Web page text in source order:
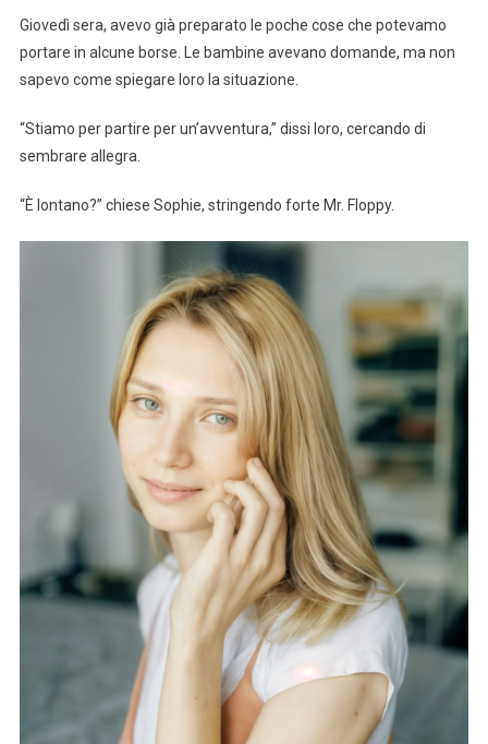
Giovedì sera, avevo già preparato le poche cose che potevamo
portare in alcune borse. Le bambine avevano domande, ma non
sapevo come spiegare loro la situazione.
“Stiamo per partire per un’avventura,” dissi loro, cercando di
sembrare allegra.
“È lontano?” chiese Sophie, stringendo forte Mr. Floppy.